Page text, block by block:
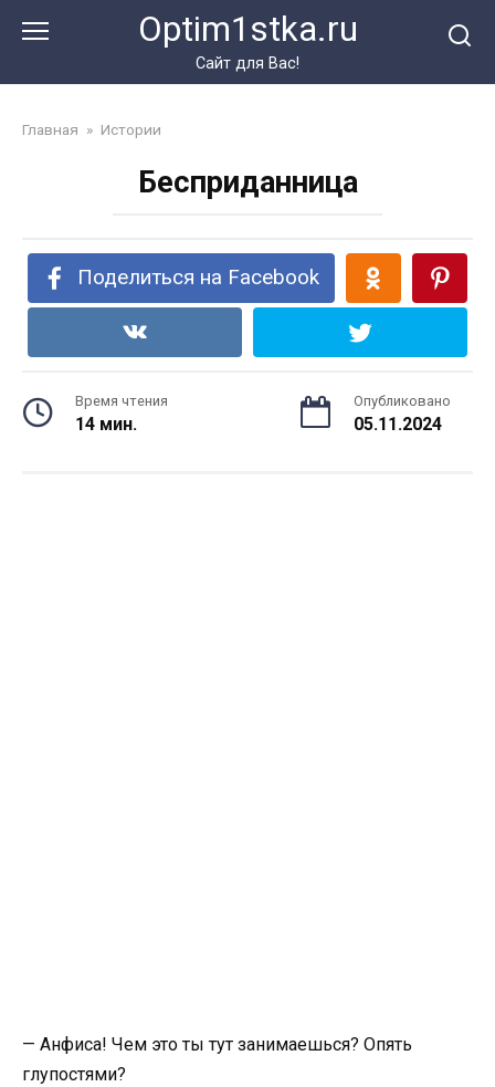
Optim1stka.ru
Сайт для Вас!
Главная » Истории
Бесприданница
Поделиться на Facebook
Время чтения
14 мин.
Опубликовано
05.11.2024
— Анфиса! Чем это ты тут занимаешься? Опять
глупостями?